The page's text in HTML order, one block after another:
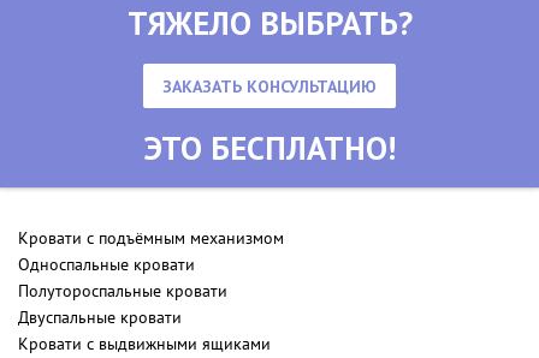
ТЯЖЕЛО ВЫБРАТЬ?
ЗАКАЗАТЬ КОНСУЛЬТАЦИЮ
ЭТО БЕСПЛАТНО!
Кровати с подъёмным механизмом
Односпальные кровати
Полутороспальные кровати
Двуспальные кровати
Кровати с выдвижными ящиками